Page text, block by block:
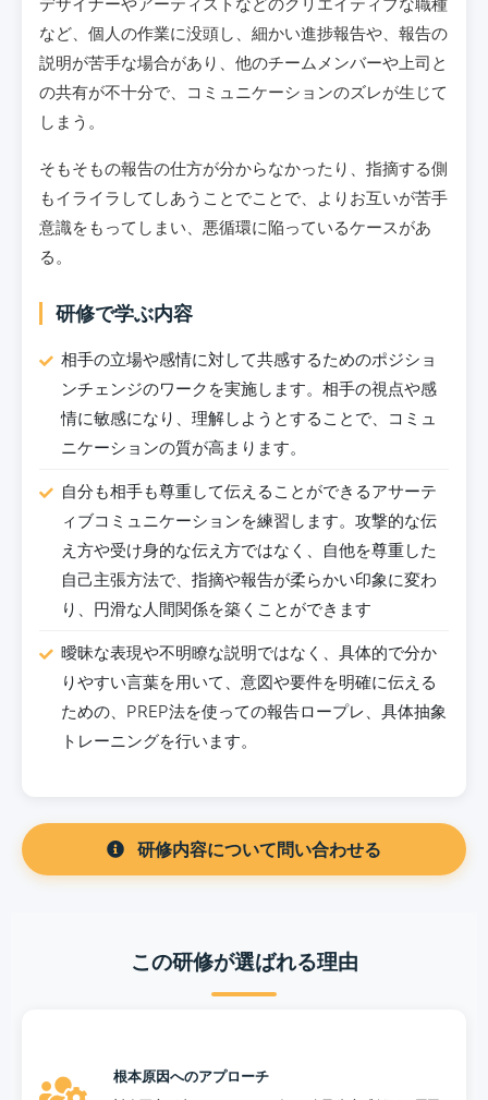
など、個人の作業に没頭し、細かい進捗報告や、報告の
説明が苦手な場合があり、他のチームメンバーや上司と
の共有が不十分で、コミュニケーションのズレが生じて
しまう。
そもそもの報告の仕方が分からなかったり、指摘する側
もイライラしてしあうことでことで、よりお互いが苦手
意識をもってしまい、悪循環に陥っているケースがあ
る。
研修で学ぶ内容
相手の立場や感情に対して共感するためのポジショ
ンチェンジのワークを実施します。相手の視点や感
情に敏感になり、理解しようとすることで、コミュ
ニケーションの質が高まります。
自分も相手も尊重して伝えることができるアサーテ
ィブコミュニケーションを練習します。攻撃的な伝
え方や受け身的な伝え方ではなく、自他を尊重した
自己主張方法で、指摘や報告が柔らかい印象に変わ
り、円滑な人間関係を築くことができます
曖昧な表現や不明瞭な説明ではなく、具体的で分か
りやすい言葉を用いて、意図や要件を明確に伝える
ための、PREP法を使っての報告ロープレ、具体抽象
トレーニングを行います。
研修内容について問い合わせる
この研修が選ばれる理由
根本原因へのアプローチ